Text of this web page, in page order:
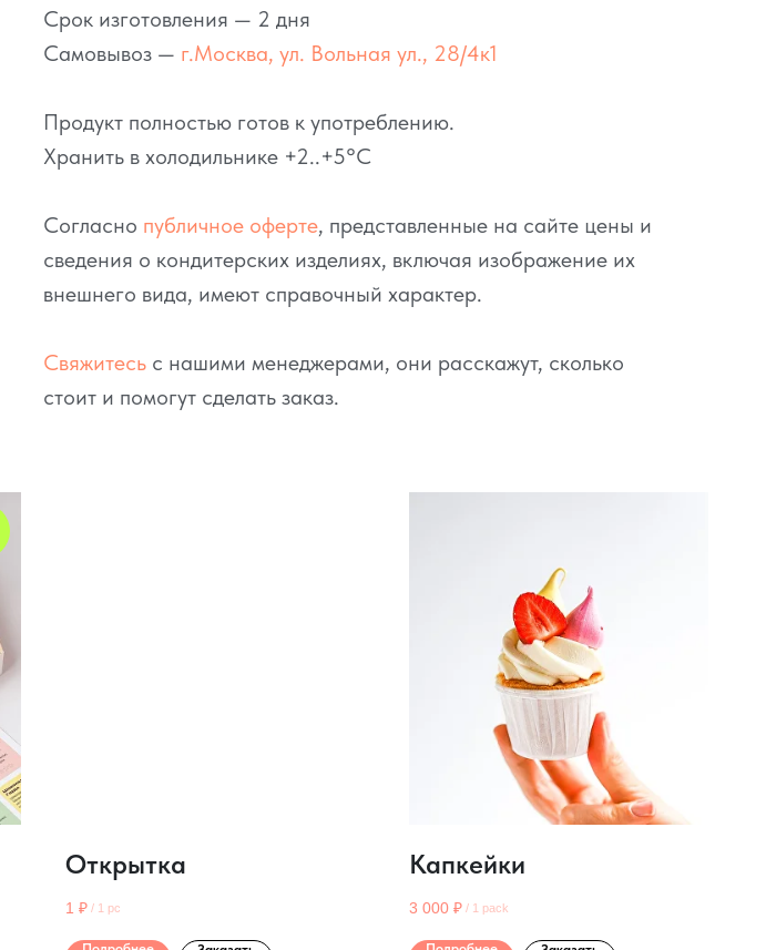
Срок изготовления — 2 дня
Самовывоз — г.Москва, ул. Вольная ул., 28/4к1
Продукт полностью готов к употреблению.
Хранить в холодильнике +2..+5°C
Согласно публичное оферте, представленные на сайте цены и
сведения о кондитерских изделиях, включая изображение их
внешнего вида, имеют справочный характер.
Свяжитесь с нашими менеджерами, они расскажут, сколько
стоит и помогут сделать заказ.
Открытка
1 ₽ / 1 pc
Капкейки
3 000 ₽ / 1 pack